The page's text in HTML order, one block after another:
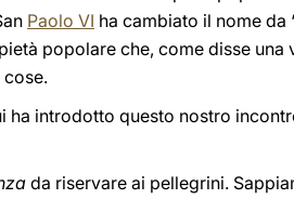
Paolo VI ha cambiato il nome da
popolare che, come disse una
cose.
ha introdotto questo nostro
da riservare ai pellegrini.